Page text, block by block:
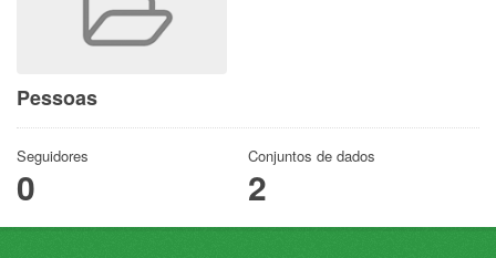
Pessoas
Seguidores
0
Conjuntos de dados
2